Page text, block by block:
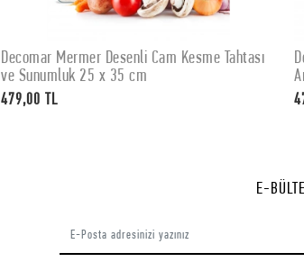
SEPETE EKLE
Decomar Mermer Desenli Cam Kesme Tahtası
ve Sunumluk 25 x 35 cm
479,00 TL
E-